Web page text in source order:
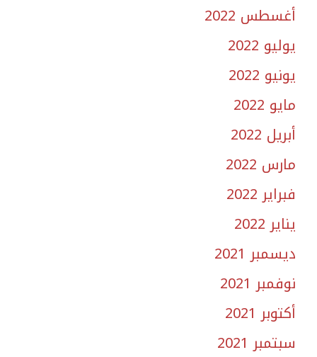
أغسطس 2022
يوليو 2022
يونيو 2022
مايو 2022
أبريل 2022
مارس 2022
فبراير 2022
يناير 2022
ديسمبر 2021
نوفمبر 2021
أكتوبر 2021
سبتمبر 2021